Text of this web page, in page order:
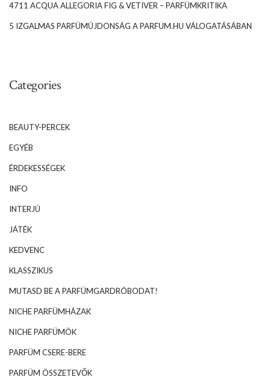
4711 ACQUA ALLEGORIA FIG & VETIVER – PARFÜMKRITIKA
5 IZGALMAS PARFÜMÚJDONSÁG A PARFUM.HU VÁLOGATÁSÁBAN
Categories
BEAUTY-PERCEK
EGYÉB
ÉRDEKESSÉGEK
INFO
INTERJÚ
JÁTÉK
KEDVENC
KLASSZIKUS
MUTASD BE A PARFÜMGARDRÓBODAT!
NICHE PARFÜMHÁZAK
NICHE PARFÜMÖK
PARFÜM CSERE-BERE
PARFÜM ÖSSZETEVŐK